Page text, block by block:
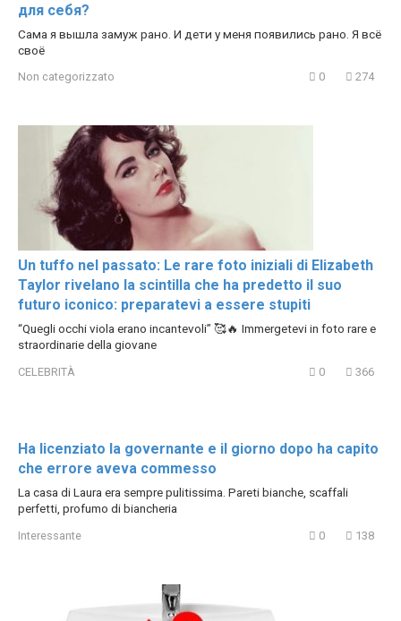
для себя?
Сама я вышла замуж рано. И дети у меня появились рано. Я всё
своё
Non categorizzato 0 274
Un tuffo nel passato: Le rare foto iniziali di Elizabeth
Taylor rivelano la scintilla che ha predetto il suo
futuro iconico: preparatevi a essere stupiti
“Quegli occhi viola erano incantevoli” 🥰🔥 Immergetevi in foto rare e
straordinarie della giovane
CELEBRITÀ 0 366
Ha licenziato la governante e il giorno dopo ha capito
che errore aveva commesso
La casa di Laura era sempre pulitissima. Pareti bianche, scaffali
perfetti, profumo di biancheria
Interessante 0 138